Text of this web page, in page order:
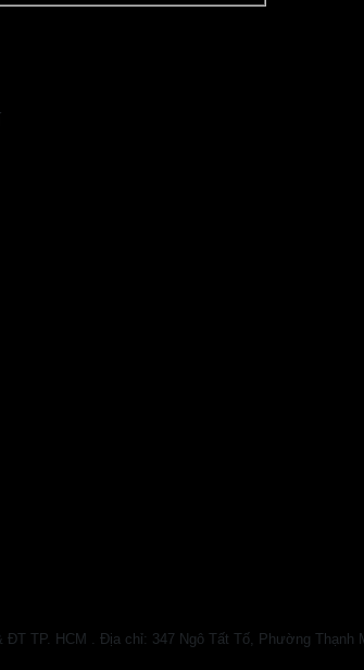
TP. HCM . Địa chỉ: 347 Ngô Tất Tố, Phường Thạnh